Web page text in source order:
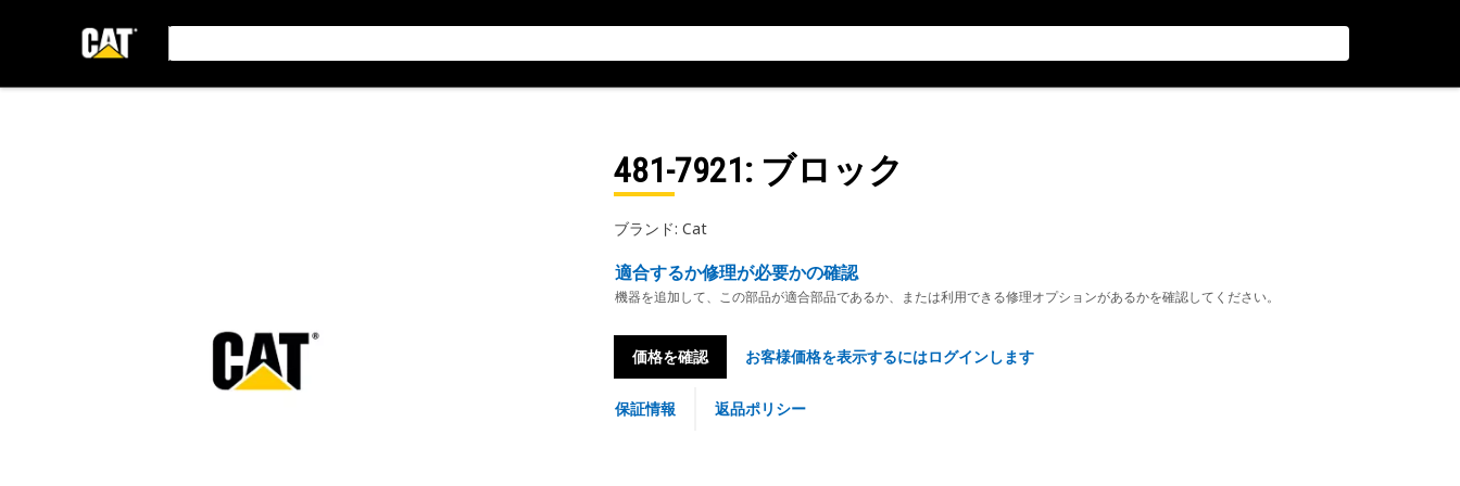
481-7921: ブロック
ブランド: Cat
適合するか修理が必要かの確認
機器を追加して、この部品が適合部品であるか、または利用できる修理オプションがあるかを確認してください。
価格を確認 お客様価格を表示するにはログインします
保証情報 返品ポリシー